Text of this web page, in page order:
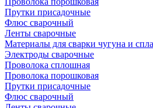
Прутки присадочные
Флюс сварочный
Ленты сварочные
Материалы для сварки чугуна и
Электроды сварочные
Проволока сплошная
Проволока порошковая
Прутки присадочные
Флюс сварочный